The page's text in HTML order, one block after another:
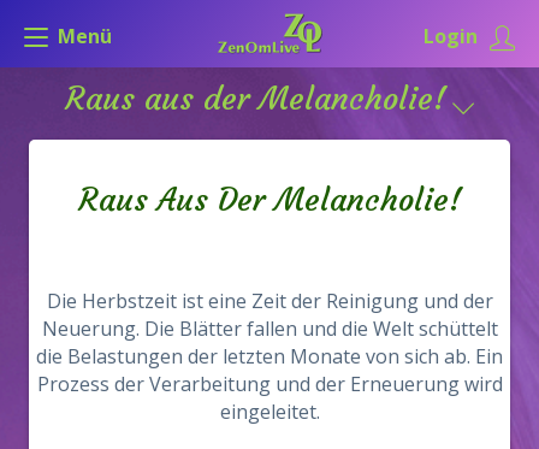
Menü Login
Raus aus der Melancholie!
Raus Aus Der Melancholie!
Die Herbstzeit ist eine Zeit der Reinigung und der
Neuerung. Die Blätter fallen und die Welt schüttelt
die Belastungen der letzten Monate von sich ab. Ein
Prozess der Verarbeitung und der Erneuerung wird
eingeleitet.